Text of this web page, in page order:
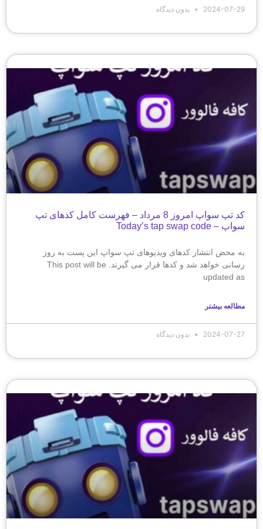
2024-07-29 بدون دیدگاه
کد تپ سواپ امروز 8 مرداد – فهرست کامل کدهای تپ
سواپ – Today’s tap swap code
به محض انتشار کدهای ویدیوهای تپ سواپ این پست به روز
رسانی خواهد شد و کدها قرار می گیرند. This post will be
updated as
مطالعه بیشتر
2024-07-27 بدون دیدگاه